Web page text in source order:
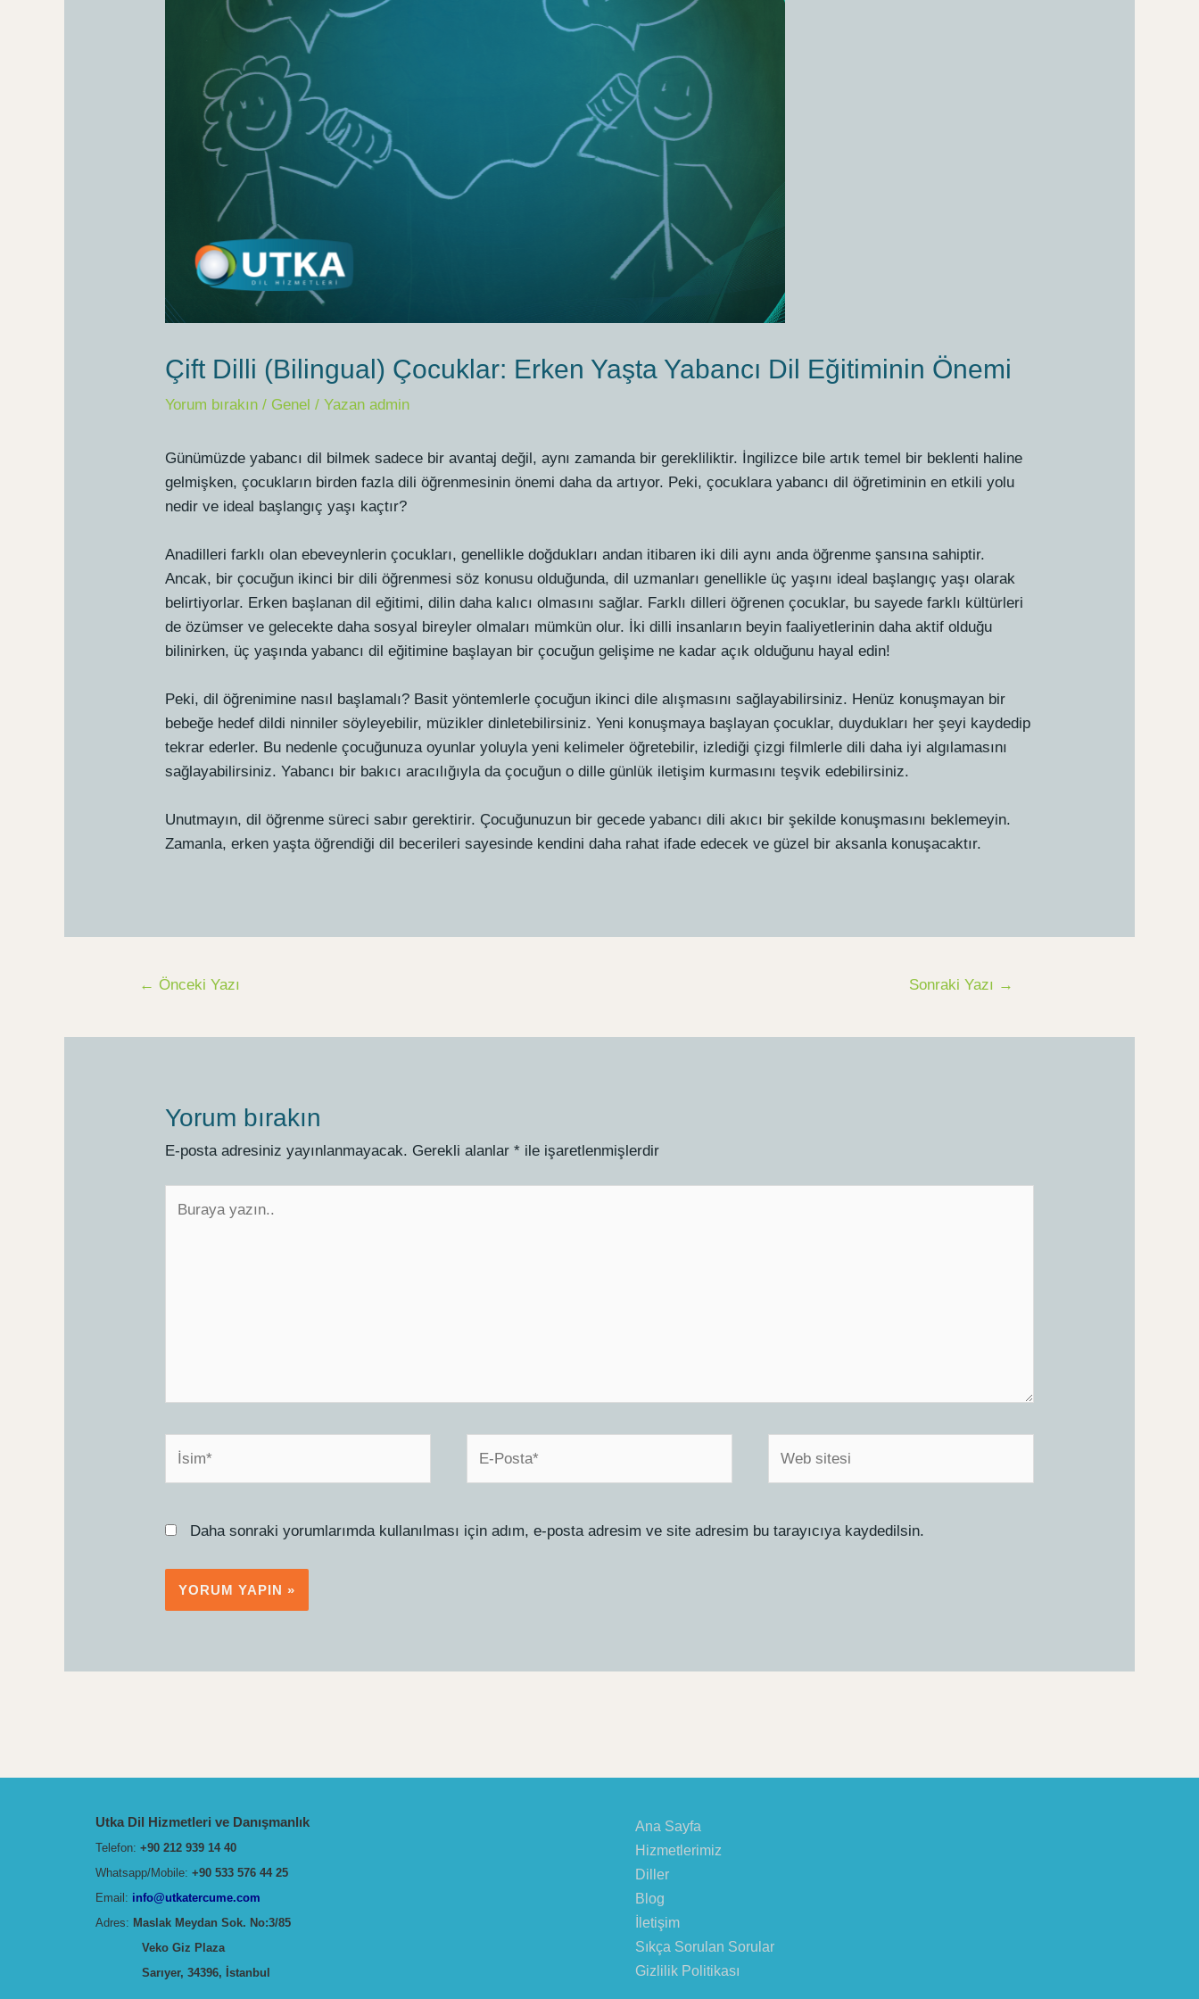
Çift Dilli (Bilingual) Çocuklar: Erken Yaşta Yabancı Dil Eğitiminin Önemi
Yorum bırakın / Genel / Yazan admin
Günümüzde yabancı dil bilmek sadece bir avantaj değil, aynı zamanda bir gerekliliktir. İngilizce bile artık temel bir beklenti haline
gelmişken, çocukların birden fazla dili öğrenmesinin önemi daha da artıyor. Peki, çocuklara yabancı dil öğretiminin en etkili yolu
nedir ve ideal başlangıç yaşı kaçtır?
Anadilleri farklı olan ebeveynlerin çocukları, genellikle doğdukları andan itibaren iki dili aynı anda öğrenme şansına sahiptir.
Ancak, bir çocuğun ikinci bir dili öğrenmesi söz konusu olduğunda, dil uzmanları genellikle üç yaşını ideal başlangıç yaşı olarak
belirtiyorlar. Erken başlanan dil eğitimi, dilin daha kalıcı olmasını sağlar. Farklı dilleri öğrenen çocuklar, bu sayede farklı kültürleri
de özümser ve gelecekte daha sosyal bireyler olmaları mümkün olur. İki dilli insanların beyin faaliyetlerinin daha aktif olduğu
bilinirken, üç yaşında yabancı dil eğitimine başlayan bir çocuğun gelişime ne kadar açık olduğunu hayal edin!
Peki, dil öğrenimine nasıl başlamalı? Basit yöntemlerle çocuğun ikinci dile alışmasını sağlayabilirsiniz. Henüz konuşmayan bir
bebeğe hedef dildi ninniler söyleyebilir, müzikler dinletebilirsiniz. Yeni konuşmaya başlayan çocuklar, duydukları her şeyi kaydedip
tekrar ederler. Bu nedenle çocuğunuza oyunlar yoluyla yeni kelimeler öğretebilir, izlediği çizgi filmlerle dili daha iyi algılamasını
sağlayabilirsiniz. Yabancı bir bakıcı aracılığıyla da çocuğun o dille günlük iletişim kurmasını teşvik edebilirsiniz.
Unutmayın, dil öğrenme süreci sabır gerektirir. Çocuğunuzun bir gecede yabancı dili akıcı bir şekilde konuşmasını beklemeyin.
Zamanla, erken yaşta öğrendiği dil becerileri sayesinde kendini daha rahat ifade edecek ve güzel bir aksanla konuşacaktır.
← Önceki Yazı Sonraki Yazı →
Yorum bırakın
E-posta adresiniz yayınlanmayacak. Gerekli alanlar* ile işaretlenmişlerdir
yazın..
Daha sonraki yorumlarımda kullanılması için adım, e-posta adresim ve site adresim bu tarayıcıya kaydedilsin.
Utka Dil Hizmetleri ve Danışmanlık
Telefon: +90 212 939 14 40
Whatsapp/Mobile: +90 533 576 44 25
Email: info@utkatercume.com
Adres: Maslak Meydan Sok. No:3/85
Veko Giz Plaza
Sarıyer, 34396, İstanbul
Ana Sayfa
Hizmetlerimiz
Diller
Blog
İletişim
Sıkça Sorulan Sorular
Gizlilik Politikası